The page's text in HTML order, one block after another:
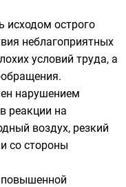
исходом острого
неблагоприятных
условий труда, а
нарушением
реакции на
воздух, резкий
со стороны
повышенной